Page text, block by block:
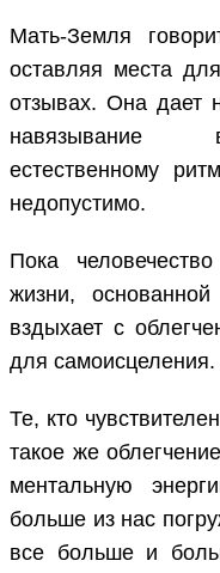
Мать-Земля
оставляя места
отзывах. Она дает
навязывание
естественному
недопустимо.
Пока
жизни,
вздыхает с
для самоисцеления.
Те, кто
такое же
ментальную
больше из нас
все больше и